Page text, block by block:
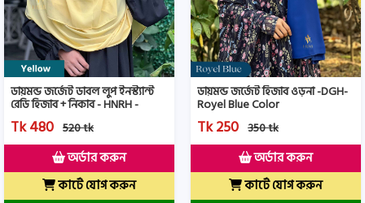
ডায়মন্ড জর্জেট ডাবল লুপ ইনস্ট্যান্ট
রেডি হিজাব + নিকাব - HNRH -
Yellow- Color
Tk 480 520 tk
অর্ডার করুন
কার্টে যোগ করুন
ডায়মন্ড জর্জেট হিজাব ওড়না -DGH-
Royel Blue Color
Tk 250 350 tk
অর্ডার করুন
কার্টে যোগ করুন